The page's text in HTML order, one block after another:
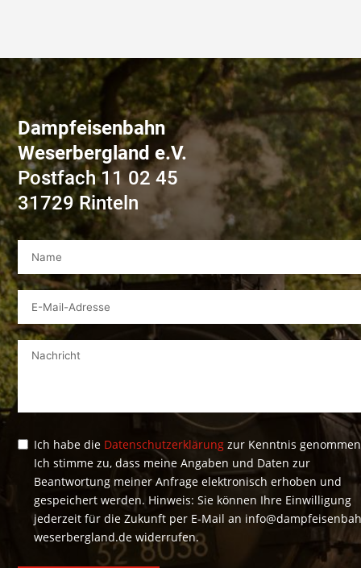
Dampfeisenbahn
Weserbergland e.V.
Postfach 11 02 45
31729 Rinteln
Ich habe die Datenschutzerklärung zur Kenntnis
Ich stimme zu, dass meine Angaben und Daten zur
Beantwortung meiner Anfrage elektronisch erhoben und
gespeichert werden. Hinweis: Sie können Ihre Einwilligung
jederzeit für die Zukunft per E-Mail an
weserbergland.de widerrufen.